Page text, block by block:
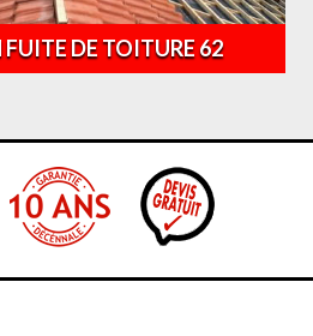
DE TOITURE 62